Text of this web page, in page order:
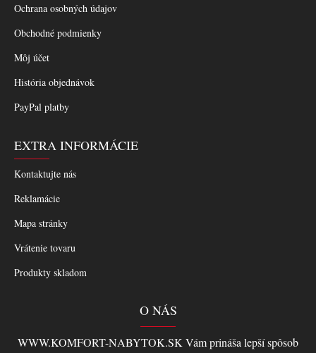
Ochrana osobných údajov
Obchodné podmienky
Môj účet
História objednávok
PayPal platby
EXTRA INFORMÁCIE
Kontaktujte nás
Reklamácie
Mapa stránky
Vrátenie tovaru
Produkty skladom
O NÁS
WWW.KOMFORT-NABYTOK.SK Vám prináša lepší spôsob